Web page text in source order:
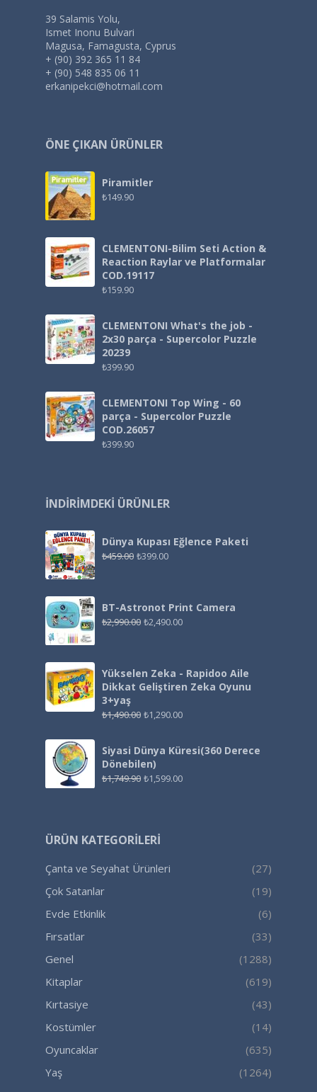
39 Salamis Yolu,
Ismet Inonu Bulvari
Magusa, Famagusta, Cyprus
+ (90) 392 365 11 84
+ (90) 548 835 06 11
erkanipekci@hotmail.com
ÖNE ÇIKAN ÜRÜNLER
Piramitler
₺149.90
CLEMENTONI-Bilim Seti Action &
Reaction Raylar ve Platformalar
COD.19117
₺159.90
CLEMENTONI What's the job -
2x30 parça - Supercolor Puzzle
20239
₺399.90
CLEMENTONI Top Wing - 60
parça - Supercolor Puzzle
COD.26057
₺399.90
İNDIRIMDEKI ÜRÜNLER
Dünya Kupası Eğlence Paketi
₺459.00 ₺399.00
BT-Astronot Print Camera
₺2,990.00 ₺2,490.00
Yükselen Zeka - Rapidoo Aile
Dikkat Geliştiren Zeka Oyunu
3+yaş
₺1,490.00 ₺1,290.00
Siyasi Dünya Küresi(360 Derece
Dönebilen)
₺1,749.90 ₺1,599.00
ÜRÜN KATEGORILERI
Çanta ve Seyahat Ürünleri
(27)
Çok Satanlar
(19)
Evde Etkinlik
(6)
Fırsatlar
(33)
Genel
(1288)
Kitaplar
(619)
Kırtasiye
(43)
Kostümler
(14)
Oyuncaklar
(635)
Yaş
(1264)